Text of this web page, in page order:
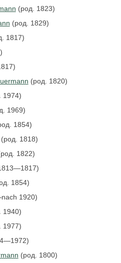
(род. 1823)
(род. 1829)
1817)
(род. 1820)
1974)
1969)
1854)
1818)
1822)
1854)
1920)
1940)
1977)
(род. 1800)